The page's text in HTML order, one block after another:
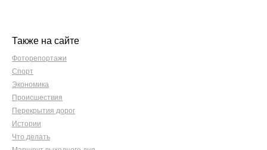
Также на сайте
Фоторепортажи
Спорт
Экономика
Происшествия
Перекрытия дорог
Истории
Что делать